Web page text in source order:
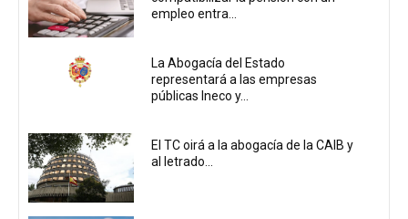
empleo entra...
La Abogacía del Estado
representará a las empresas
públicas Ineco y...
El TC oirá a la abogacía de la CAIB y
al letrado...